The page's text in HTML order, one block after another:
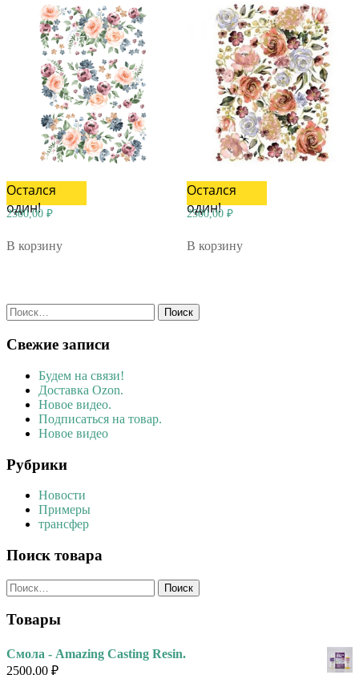
Остался
один!
2500,00 ₽
В корзину
Остался
один!
2500,00 ₽
В корзину
Найти:
Свежие записи
Будем на связи!
Доставка Ozon.
Новое видео.
Подписаться на товар.
Новое видео
Рубрики
Новости
Примеры
трансфер
Поиск товара
Найти:
Товары
Смола - Amazing Casting Resin.
2500,00 ₽